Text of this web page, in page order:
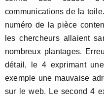
communications de la
numéro de la pièce
les chercheurs allaient
nombreux plantages.
détail, le 4 exprimant
exemple une mauvaise
sur le web. Le second 4